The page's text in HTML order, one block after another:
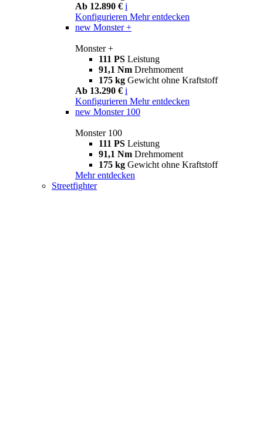
Ab 12.890 € i
Konfigurieren Mehr entdecken
new Monster +
Monster +
111 PS Leistung
91,1 Nm Drehmoment
175 kg Gewicht ohne Kraftstoff
Ab 13.290 € i
Konfigurieren Mehr entdecken
new Monster 100
Monster 100
111 PS Leistung
91,1 Nm Drehmoment
175 kg Gewicht ohne Kraftstoff
Mehr entdecken
Streetfighter